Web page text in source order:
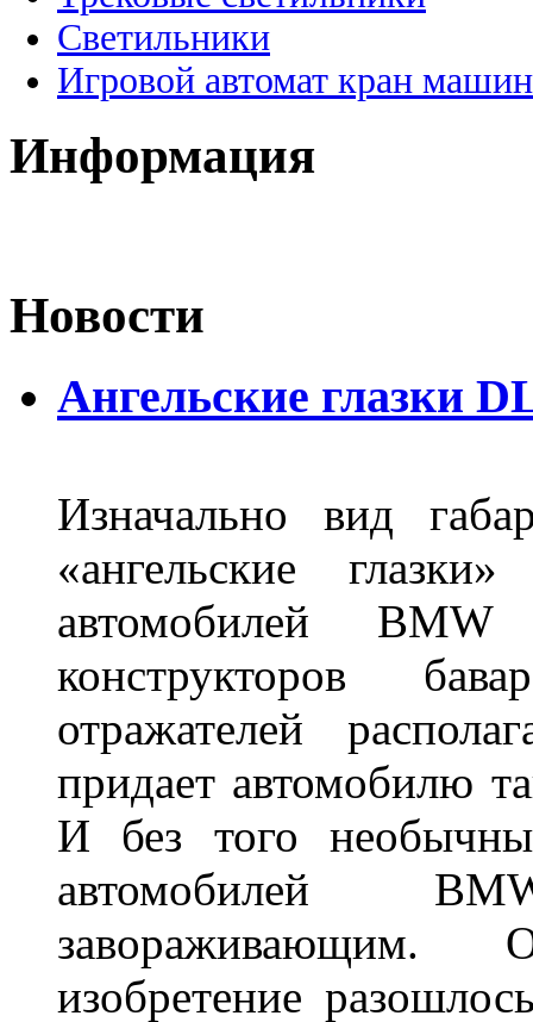
Светильники
Игровой автомат кран
Информация
Новости
Ангельские глазки
Изначально вид
«ангельские
автомобилей
конструкторов
отражателей
придает автомобилю
И без того
автомобилей
завораживающим.
изобретение